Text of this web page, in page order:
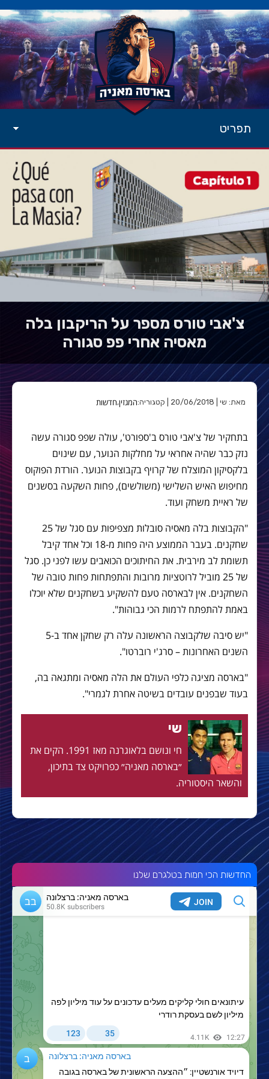
תפריט
צ'אבי טורס מספר על הריקבון בלה
מאסיה אחרי פפ סגורה
מאת: שי | 20/06/2018 | קטגוריה: המגזין,חדשות
בתחקיר של צ'אבי טורס ב'ספורט', עולה שפפ סגורה עשה
נזק כבר שהיה אחראי על מחלקות הנוער, עם שינוים
בלקסיקון המוצלח של קרויף בקבוצות הנוער. הורדת הפוקוס
מחיפוש האיש השלישי (משולשים), פחות השקעה בסשנים
של ראיית משחק ועוד.
"הקבוצות בלה מאסיה סובלות מצפיפות עם סגל של 25
שחקנים. בעבר הממוצע היה פחות מ-18 וכל אחד קיבל
תשומת לב מירבית. את החיתוכים הכואבים עשו לפני כן. סגל
של 25 מוביל לרוטציות מרובות והתפתחות פחות טובה של
השחקנים. אין לבארסה טעם להשקיע בשחקנים שלא יוכלו
באמת להתפתח לרמות הכי גבוהות".
"יש סיבה שלקבוצה הראשונה עלה רק שחקן אחד ב-5
השנים האחרונות – סרג'י רוברטו".
"בארסה מציגה כלפי העולם את הלה מאסיה ומתגאה בה,
בעוד שבפנים עובדים בשיטה אחרת לגמרי".
שי
חי ונושם בלאוגרנה מאז 1991. הקים את
״בארסה מאניה״ כפרויקט צד בתיכון,
והשאר היסטוריה.
החדשות הכי חמות בטלגרם שלנו